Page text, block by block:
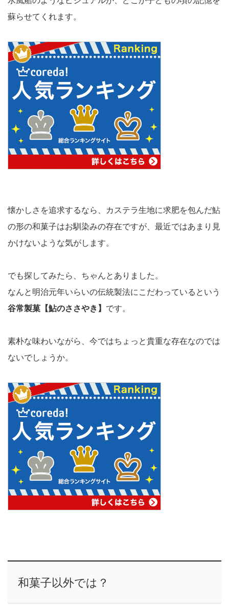
蘇らせてくれます。
懐かしさを追求するなら、カステラ生地に求肥を包んだ鮎
の形の和菓子はお馴染みの存在ですが、最近ではあまり見
かけないような気がします。
でも探してみたら、ちゃんとありました。
なんと明治元年いらいの伝統製法にこだわっているという
谷常製菓【鮎のささやき】 です。
素朴な味わいながら、今ではちょっと貴重な存在なのでは
ないでしょうか。
和菓子以外では？